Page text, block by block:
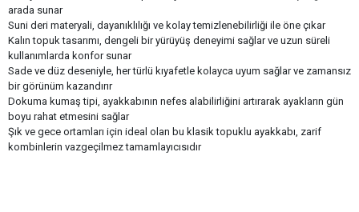
arada sunar
Suni deri materyali, dayanıklılığı ve kolay temizlenebilirliği ile öne çıkar
Kalın topuk tasarımı, dengeli bir yürüyüş deneyimi sağlar ve uzun süreli
kullanımlarda konfor sunar
Sade ve düz deseniyle, her türlü kıyafetle kolayca uyum sağlar ve zamansız
bir görünüm kazandırır
Dokuma kumaş tipi, ayakkabının nefes alabilirliğini artırarak ayakların gün
boyu rahat etmesini sağlar
Şık ve gece ortamları için ideal olan bu klasik topuklu ayakkabı, zarif
kombinlerin vazgeçilmez tamamlayıcısıdır